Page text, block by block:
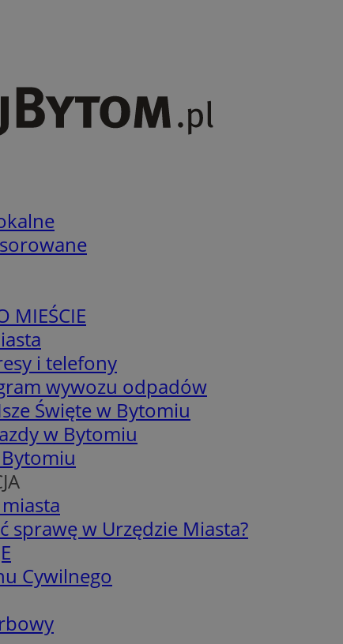
MIEŚCIE
i telefony
wywozu odpadów
Święte w Bytomiu
w Bytomiu
sprawę w Urzędzie Miasta?
Cywilnego